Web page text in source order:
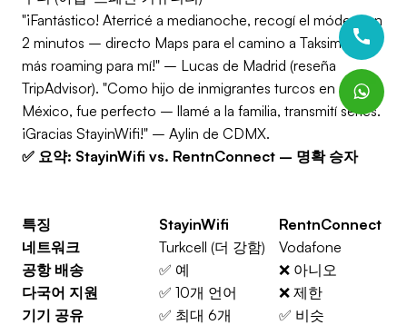
"¡Fantástico! Aterricé a medianoche, recogí el módem en
2 minutos – directo Maps para el camino a Taksim. ¡No
más roaming para mí!" – Lucas de Madrid (reseña
TripAdvisor). "Como hijo de inmigrantes turcos en
México, fue perfecto – llamé a la familia, transmití series.
¡Gracias StayinWifi!" – Aylin de CDMX.
✅ 요약: StayinWifi vs. RentnConnect – 명확 승자
특징 StayinWifi
RentnConnect
네트워크
Turkcell (더 강함)
Vodafone
공항 배송
✅ 예
❌ 아니오
다국어 지원
✅ 10개 언어
❌ 제한
기기 공유
✅ 최대 6개
✅ 비슷